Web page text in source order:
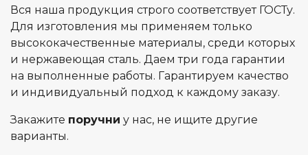
Вся наша продукция строго соответствует ГОСТу.
Для изготовления мы применяем только
высококачественные материалы, среди которых
и нержавеющая сталь. Даем три года гарантии
на выполненные работы. Гарантируем качество
и индивидуальный подход к каждому заказу.
Закажите поручни у нас, не ищите другие
варианты.